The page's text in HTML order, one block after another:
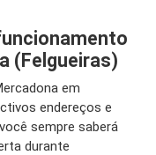
(Felgueiras)
em
endereços e
sempre saberá
durante